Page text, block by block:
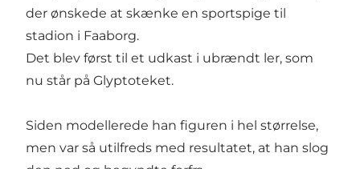
der ønskede at skænke en sportspige til
stadion i Faaborg.
Det blev først til et udkast i ubrændt ler, som
nu står på Glyptoteket.
Siden modellerede han figuren i hel størrelse,
men var så utilfreds med resultatet, at han slog